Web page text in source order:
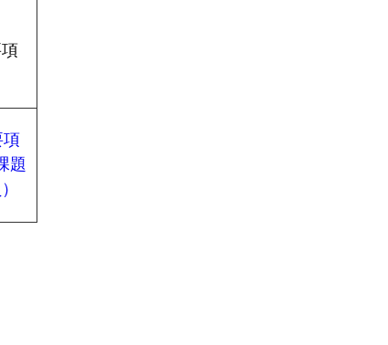
項
題